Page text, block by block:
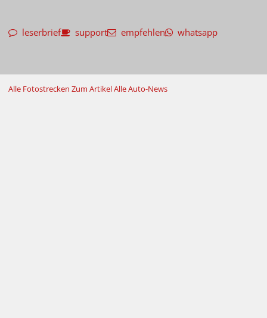
leserbrief support empfehlen whatsapp
Alle Fotostrecken Zum ArtikelAlle Auto-News